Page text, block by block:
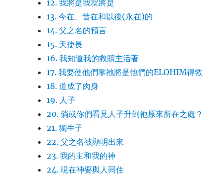
12. 我將是我就將是
13. 今在、昔在和以後(永在)的
14. 父之名的預言
15. 天使長
16. 我知道我的救贖主活著
17. 我要使他們靠祂將是他們的ELOHIM得救
18. 道成了肉身
19. 人子
20. 倘或你們看見人子升到祂原來所在之處？
21. 獨生子
22. 父之名被顯明出來
23. 我的主和我的神
24. 現在神要與人同住